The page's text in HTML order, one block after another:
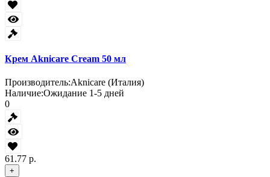
Крем Aknicare Cream 50 мл
Производитель:Aknicare (Италия)
Наличие:Ожидание 1-5 дней
0
61.77 р.
+